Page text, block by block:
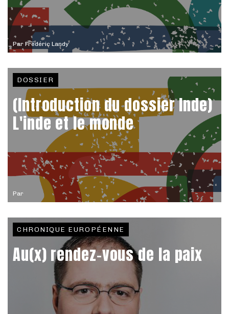
Par Frédéric Landy
Par
DOSSIER
(Introduction du dossier Inde)
L'inde et le monde
CHRONIQUE EUROPÉENNE
Au(x) rendez-vous de la paix